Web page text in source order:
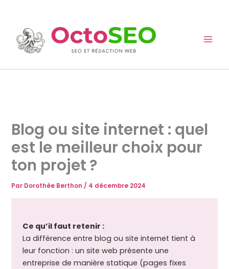
contenu
Blog ou site internet : quel
est le meilleur choix pour
ton projet ?
Par Dorothée Berthon / 4 décembre 2024
Ce qu’il faut retenir :
La différence entre blog ou site internet tient à
leur fonction : un site web présente une
entreprise de manière statique (pages fixes